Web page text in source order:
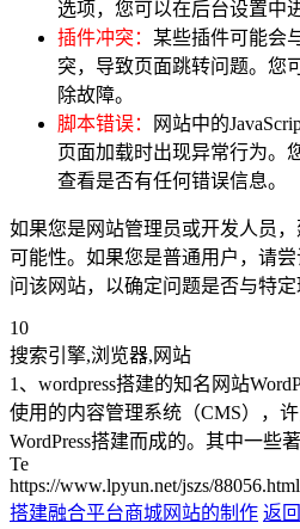
选项，您可以在后台设置中
插件冲突： 某些插件可能会
突，导致页面跳转问题。您
除故障。
脚本错误：
网站中的
页面加载时出现异常行为。
查看是否有任何错误信息。
如果您是网站管理员或开发人员
可能性。如果您是普通用户，请
问该网站，以确定问题是否与特定
10
搜索引擎,浏览器,网站
1、wordpress搭建的知名网站
使用的内容管理系统（CMS），
WordPress搭建而成的。其中一些
Te
https://www.lpyun.net/jszs/88056.html
搭建融合平台商城网站的制作 返